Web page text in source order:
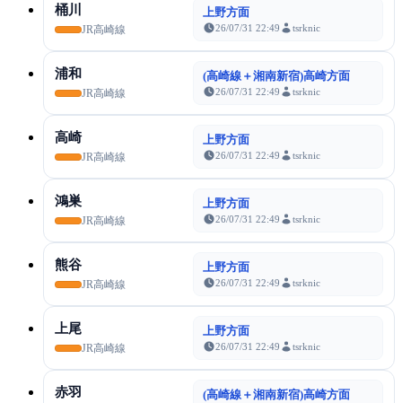
桶川
JR高崎線
上野方面
26/07/31 22:49 tsrknic
浦和
JR高崎線
(高崎線＋湘南新宿)高崎方面
26/07/31 22:49 tsrknic
高崎
JR高崎線
上野方面
26/07/31 22:49 tsrknic
鴻巣
JR高崎線
上野方面
26/07/31 22:49 tsrknic
熊谷
JR高崎線
上野方面
26/07/31 22:49 tsrknic
上尾
JR高崎線
上野方面
26/07/31 22:49 tsrknic
赤羽 (高崎線＋湘南新宿)高崎方面